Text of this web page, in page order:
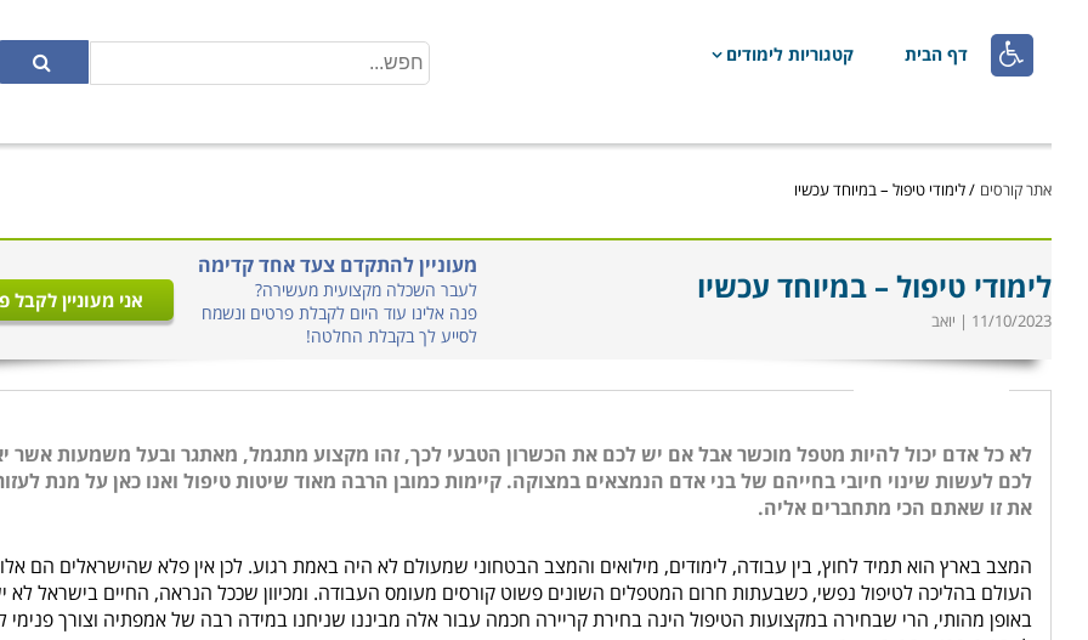
 דף הבית קטגוריות לימודים
אתר קורסים /לימודי טיפול – במיוחד עכשיו
לימודי טיפול – במיוחד עכשיו
11/10/2023 | יואב
מעוניין להתקדם צעד אחד קדימה
לעבר השכלה מקצועית מעשירה?
פנה אלינו עוד היום לקבלת פרטים ונשמח
לסייע לך בקבלת החלטה!
אני מעוניין לקבל
לא כל אדם יכול להיות מטפל מוכשר אבל אם יש לכם את הכשרון הטבעי לכך, זהו מקצוע מתגמל, מאתגר ובעל משמעות אשר
לכם לעשות שינוי חיובי בחייהם של בני אדם הנמצאים במצוקה. קיימות כמובן הרבה מאוד שיטות טיפול ואנו כאן על מנת
את זו שאתם הכי מתחברים אליה.
המצב בארץ הוא תמיד לחוץ, בין עבודה, לימודים, מילואים והמצב הבטחוני שמעולם לא היה באמת רגוע. לכן אין פלא שהישראלים הם
העולם בהליכה לטיפול נפשי, כשבעתות חרום המטפלים השונים פשוט קורסים מעומס העבודה. ומכיוון שככל הנראה, החיים בישראל לא
באופן מהותי, הרי שבחירה במקצועות הטיפול הינה בחירת קריירה חכמה עבור אלה מביננו שניחנו במידה רבה של אמפתיה וצורך פנימי